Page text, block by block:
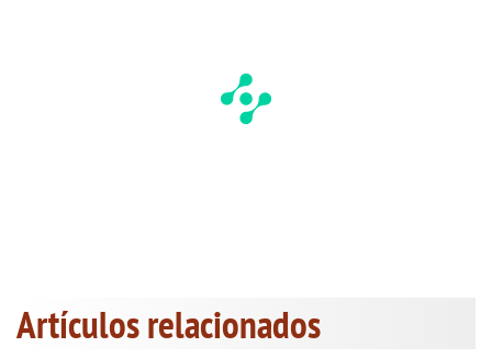
Artículos relacionados